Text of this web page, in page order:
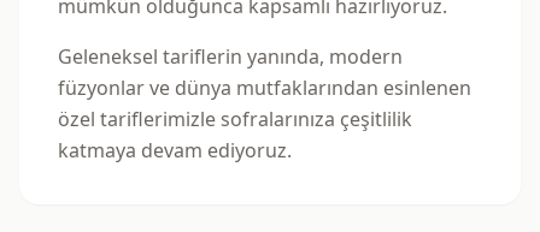
mümkün olduğunca kapsamlı hazırlıyoruz.
Geleneksel tariflerin yanında, modern
füzyonlar ve dünya mutfaklarından esinlenen
özel tariflerimizle sofralarınıza çeşitlilik
katmaya devam ediyoruz.